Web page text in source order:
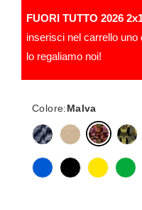
listino
FUORI TUTTO 2026
inserisci nel carrello uno
lo regaliamo noi!
Colore:Malva